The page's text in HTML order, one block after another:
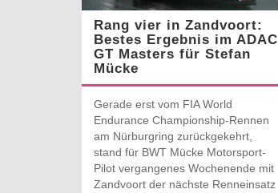
Rang vier in Zandvoort:
Bestes Ergebnis im ADAC
GT Masters für Stefan
Mücke
Gerade erst vom FIA World
Endurance Championship-Rennen
am Nürburgring zurückgekehrt,
stand für BWT Mücke Motorsport-
Pilot vergangenes Wochenende mit
Zandvoort der nächste Renneinsatz